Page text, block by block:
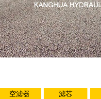
空滤器 滤芯